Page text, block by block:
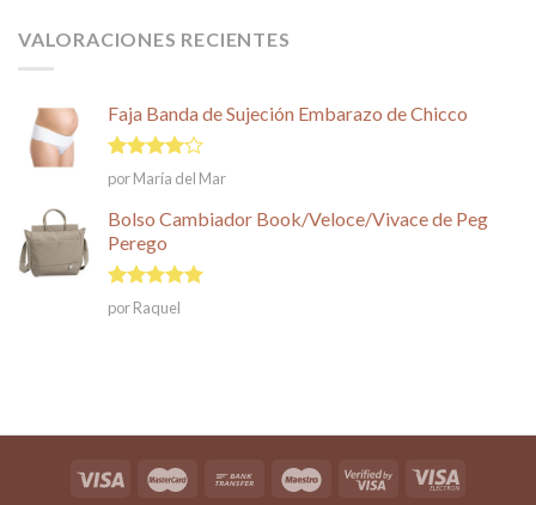
VALORACIONES RECIENTES
Faja Banda de Sujeción Embarazo de Chicco
Valorado
en
5
por María del Mar
Bolso Cambiador Book/Veloce/Vivace de Peg
Perego
Valorado en
5
de 5
por Raquel